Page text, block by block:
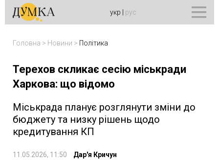
укр рус
Головна > Новини > Політика
Терехов скликає сесію міськради
Харкова: що відомо
Міськрада планує розглянути зміни до
бюджету та низку рішень щодо
кредитування КП
11.05.2026, 11:50 Дар'я Кричун